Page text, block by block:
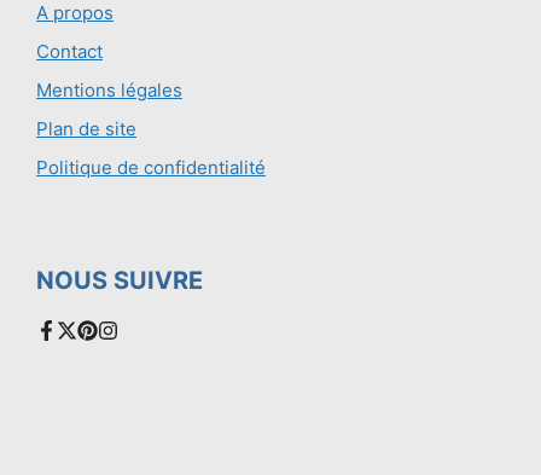
A propos
Contact
Mentions légales
Plan de site
Politique de confidentialité
NOUS SUIVRE